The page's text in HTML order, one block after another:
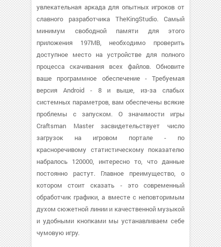
увлекательная аркада для опытных игроков от
славного разработчика TheKingStudio. Самый
минимум свободной памяти для этого
приложения 197MB, необходимо проверить
доступное место на устройстве для полного
процесса скачивания всех файлов. Обновите
ваше программное обеспечение - Требуемая
версия Android - 8 и выше, из-за слабых
системных параметров, вам обеспечены всякие
проблемы с запуском. О значимости игры
Craftsman Master засвидетельствует число
загрузок на игровом портале - по
красноречивому статистическому показателю
набралось 120000, интересно то, что данные
постоянно растут. Главное преимущество, о
котором стоит сказать - это современный
обработчик графики, а вместе с неповторимым
духом сюжетной линии и качественной музыкой
и удобными кнопками мы устанавливаем себе
чумовую игру.